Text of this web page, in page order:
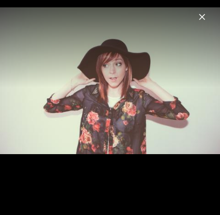
Menu
Musik Videos Fotos
Lindsey Stirling Pressebilder 2017